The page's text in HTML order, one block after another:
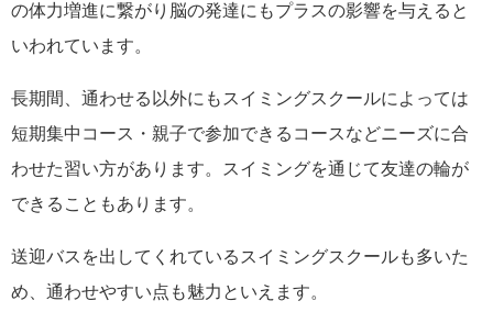
の体力増進に繋がり脳の発達にもプラスの影響を与えると
いわれています。
長期間、通わせる以外にもスイミングスクールによっては
短期集中コース・親子で参加できるコースなどニーズに合
わせた習い方があります。スイミングを通じて友達の輪が
できることもあります。
送迎バスを出してくれているスイミングスクールも多いた
め、通わせやすい点も魅力といえます。